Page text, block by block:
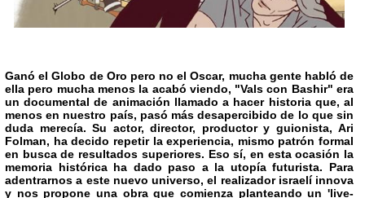
Ganó el Globo de Oro pero no el Oscar, mucha gente habló de
ella pero mucha menos la acabó viendo, "Vals con Bashir" era
un documental de animación llamado a hacer historia que, al
menos en nuestro país, pasó más desapercibido de lo que sin
duda merecía. Su actor, director, productor y guionista, Ari
Folman, ha decido repetir la experiencia, mismo patrón formal
en busca de resultados superiores. Eso sí, en esta ocasión la
memoria histórica ha dado paso a la utopía futurista. Para
adentrarnos a este nuevo universo, el realizador israelí innova
y nos propone una obra que comienza planteando un 'live-